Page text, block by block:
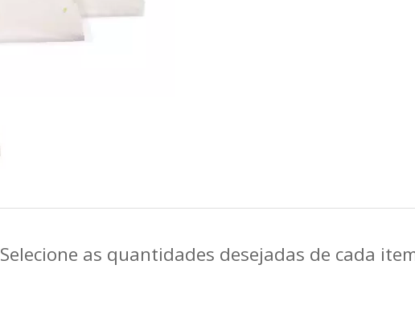
Selecione as quantidades desejadas de cada